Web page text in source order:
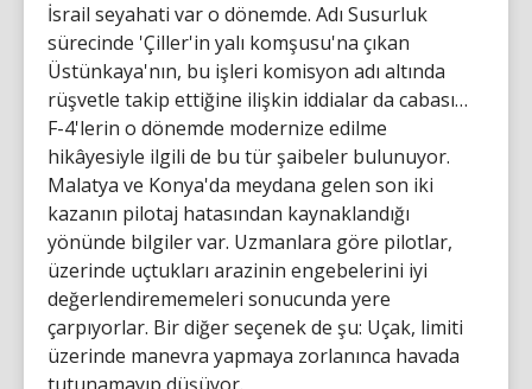
İsrail seyahati var o dönemde. Adı Susurluk
sürecinde 'Çiller'in yalı komşusu'na çıkan
Üstünkaya'nın, bu işleri komisyon adı altında
rüşvetle takip ettiğine ilişkin iddialar da cabası…
F-4'lerin o dönemde modernize edilme
hikâyesiyle ilgili de bu tür şaibeler bulunuyor.
Malatya ve Konya'da meydana gelen son iki
kazanın pilotaj hatasından kaynaklandığı
yönünde bilgiler var. Uzmanlara göre pilotlar,
üzerinde uçtukları arazinin engebelerini iyi
değerlendirememeleri sonucunda yere
çarpıyorlar. Bir diğer seçenek de şu: Uçak, limiti
üzerinde manevra yapmaya zorlanınca havada